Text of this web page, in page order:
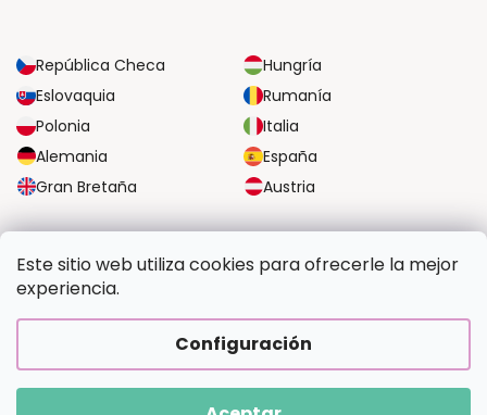
Este sitio web utiliza cookies para ofrecerle la mejor
experiencia.
Configuración
República Checa
Hungría
Eslovaquia
Rumanía
Polonia
Italia
Alemania
España
Gran Bretaña
Austria
OPCIONES SEGURAS DE PAGO